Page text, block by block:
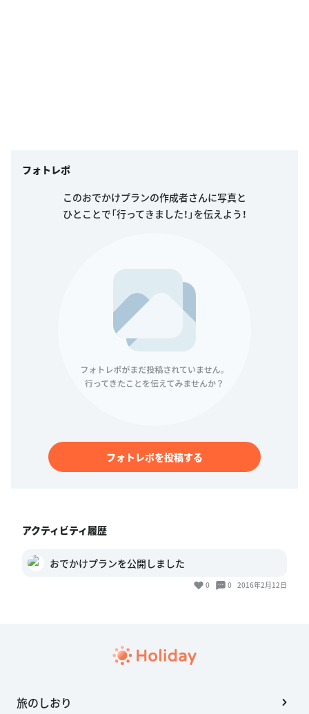
フォトレポ
このおでかけプランの作成者さんに写真と
ひとことで「行ってきました！」を伝えよう！
フォトレポを投稿する
アクティビティ履歴
おでかけプランを公開しました
0 0 2016年2月12日
旅のしおり